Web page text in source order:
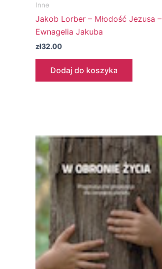
Inne
Jakob Lorber – Młodość Jezusa –
Ewnagelia Jakuba
zł32.00
Dodaj do koszyka